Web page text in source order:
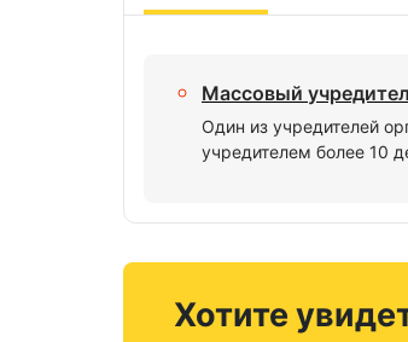
Массовый
Один из учредителей
учредителем более 10
Хотите